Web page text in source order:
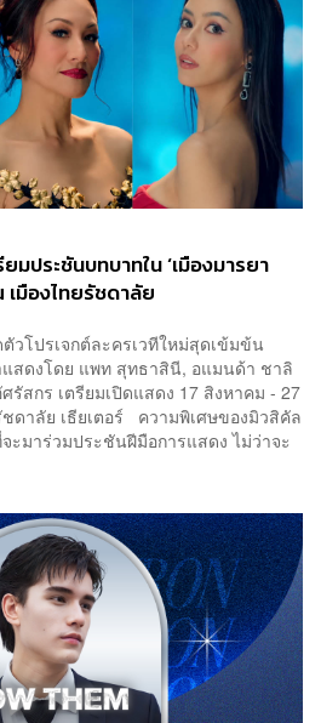
ประชันบทบาทใน ‘เมืองมารยา
เมืองไทยรัชดาลัย
ตัวโปรเจกต์ละครเวทีใหม่สุดเข้มข้น
แสดงโดย แพท สุทธาสินี, อแมนด้า ชาลิ
รัสกร เตรียมเปิดแสดง 17 สิงหาคม - 27
ดาลัย เธียเตอร์ ความพิเศษของมิวสิคัล
ะมาร่วมประชันฝีมือการแสดง ไม่ว่าจะ